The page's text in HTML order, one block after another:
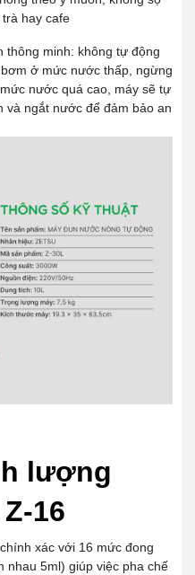
hay cafe
thông minh: không tự động
ở mức nước thấp, ngừng
nước quá cao, máy sẽ tự
và ngắt nước để đảm bảo an
lượng
16
xác với 16 mức đong
nhau 5ml) giúp việc pha chế